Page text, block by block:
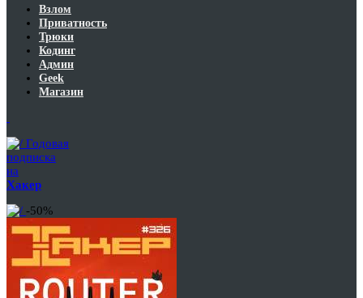
Взлом
Приватность
Трюки
Кодинг
Админ
Geek
Магазин
Годовая
подписка
на
Хакер
-50%